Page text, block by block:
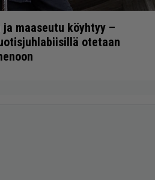
maaseutu köyhtyy –
otetaan